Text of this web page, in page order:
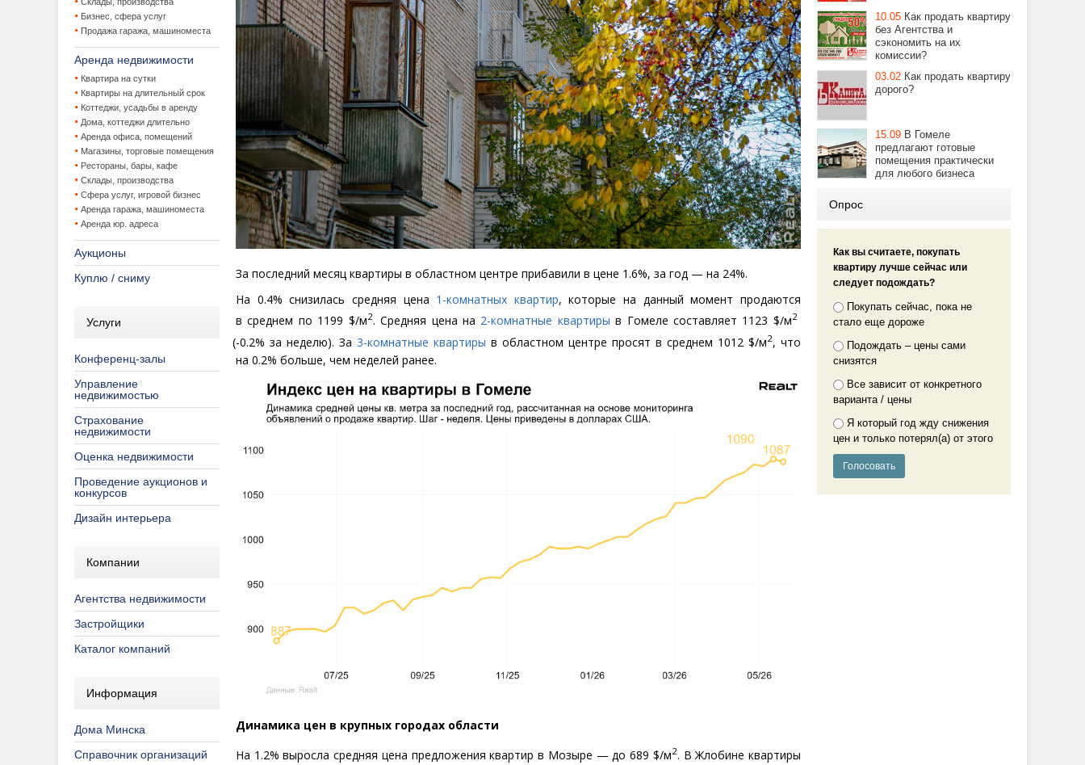
Бизнес, сфера услуг
Продажа гаража, машиноместа
Аренда недвижимости
Квартира на сутки
Квартиры на длительный срок
Коттеджи, усадьбы в аренду
Дома, коттеджи длительно
Аренда офиса, помещений
Магазины, торговые помещения
Рестораны, бары, кафе
Склады, производства
Сфера услуг, игровой бизнес
Аренда гаража, машиноместа
Аренда юр. адреса
Аукционы
Куплю / сниму
Услуги
Конференц-залы
Управление
недвижимостью
Страхование
недвижимости
Оценка недвижимости
Проведение аукционов и
конкурсов
Дизайн интерьера
Компании
Агентства недвижимости
Застройщики
Каталог компаний
Информация
Дома Минска
Справочник организаций
За последний месяц квартиры в областном центре прибавили в цене 1.6%, за год — на 24%.
На 0.4% снизилась средняя цена 1-комнатных квартир, которые на данный момент продаются
в среднем по 1199 $/м2. Средняя цена на 2-комнатные квартиры в Гомеле составляет 1123 $/м2
(-0.2% за неделю). За 3-комнатные квартиры в областном центре просят в среднем 1012 $/м2, что
на 0.2% больше, чем неделей ранее.
Динамика цен в крупных городах области
На 1.2% выросла средняя цена предложения квартир в Мозыре — до 689 $/м2. В Жлобине квартиры
10.05 Как продать квартиру
без Агентства и
сэкономить на их
комиссии?
03.02 Как продать квартиру
дорого?
15.09 В Гомеле
предлагают готовые
помещения практически
для любого бизнеса
Опрос
Как вы считаете, покупать
квартиру лучше сейчас или
следует подождать?
Покупать сейчас, пока не
стало еще дороже
Подождать – цены сами
снизятся
Все зависит от конкретного
варианта / цены
Я который год жду снижения
цен и только потерял(а) от этого